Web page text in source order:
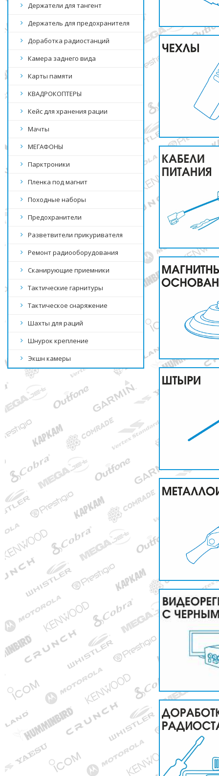
Держатели для тангент
Держатель для предохранителя
Доработка радиостанций
Камера заднего вида
Карты памяти
КВАДРОКОПТЕРЫ
Кейс для хранения рации
Мачты
МЕГАФОНЫ
Парктроники
Пленка под магнит
Походные наборы
Предохранители
Разветвители прикуривателя
Ремонт радиооборудования
Сканирующие приемники
Тактические гарнитуры
Тактическое снаряжение
Шахты для раций
Шнурок крепление
Экшн камеры